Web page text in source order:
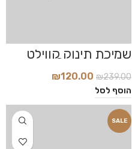
שמיכת תינוק קווילט
דגם Coconut
₪239.00
₪120.00
הוסף לסל
SALE